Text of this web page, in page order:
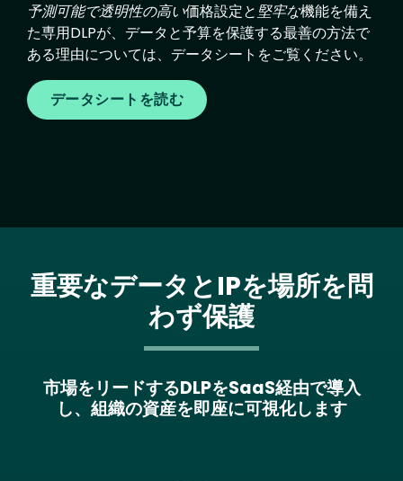
予測可能で透明性の高い価格設定と 堅牢な機能を備え
た専用DLPが、データと予算を保護する最善の方法で
ある理由については、データシートをご覧ください。
データシートを読む
重要なデータとIPを場所を問
わず保護
市場をリードするDLPをSaaS経由で導入
し、組織の資産を即座に可視化します